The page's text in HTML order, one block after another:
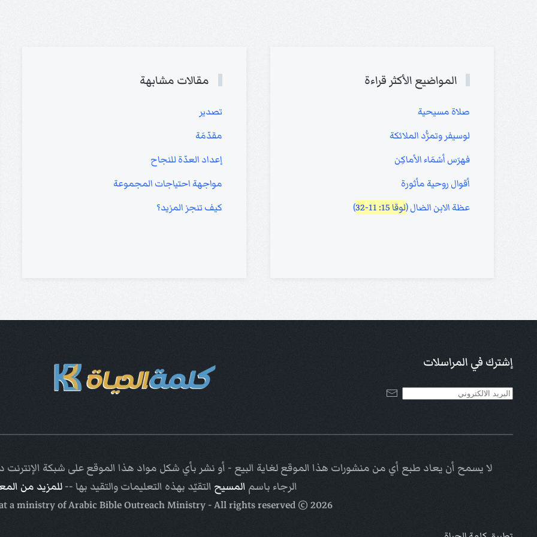
المواضيع الأكثر قراءة
صلاة مسيحية
لوسيفر وتمرُّد الملائكة
فهرَس أسْمَاء الأماكِن
أقوال روحية مأثورة
عظة الابن الضال (لوقا 15: 11-32 )
مقالات مشابهة
تصدير
مقدّمَة
إعداد العدّة للنجاح
مواجهة احتياجات المجموعة
كيف تنجز المزيد؟
إشترك في المراسلات
لا يسمح أن يعاد طبع أي من منشورات هذا الموقع لغاية البيع - أو نشر بأي شكل مواد هذا الموقع على شبكة
الرجاء باسم المسيح التقيّد بهذه التعليمات والتقيد بها --للمزيد من
2026
© Kalimat Alhayat a ministry of
Arabic Bible Outreach Ministry- All rights reserved